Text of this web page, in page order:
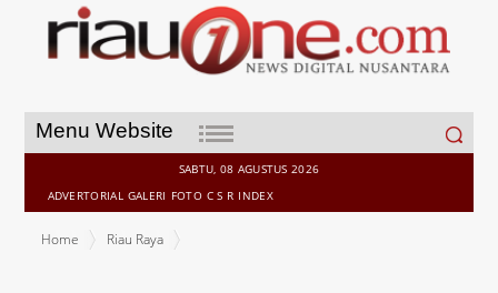
Menu Website
Search
for:
SABTU, 08 AGUSTUS 2026
ADVERTORIAL GALERI FOTO C S R INDEX
Home
Riau Raya